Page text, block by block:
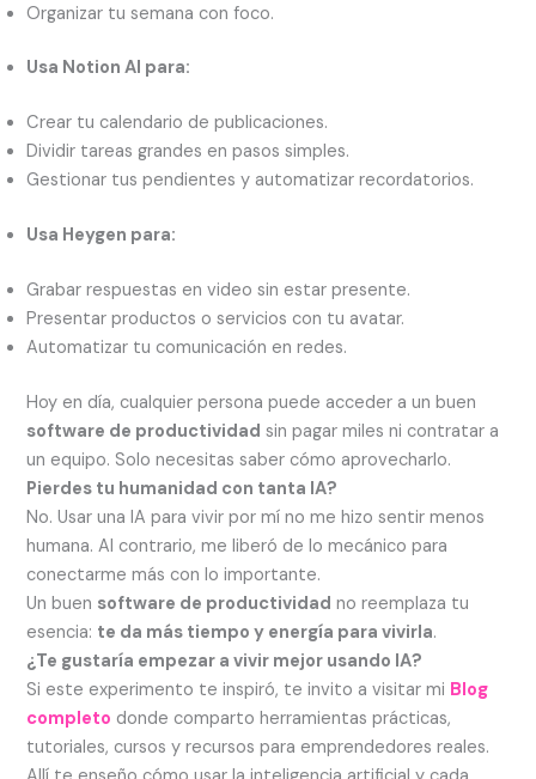
Organizar tu semana con foco.
Usa Notion AI para:
Crear tu calendario de publicaciones.
Dividir tareas grandes en pasos simples.
Gestionar tus pendientes y automatizar recordatorios.
Usa Heygen para:
Grabar respuestas en video sin estar presente.
Presentar productos o servicios con tu avatar.
Automatizar tu comunicación en redes.
Hoy en día, cualquier persona puede acceder a un buen
software de productividad sin pagar miles ni contratar a
un equipo. Solo necesitas saber cómo aprovecharlo.
Pierdes tu humanidad con tanta IA?
No. Usar una IA para vivir por mí no me hizo sentir menos
humana. Al contrario, me liberó de lo mecánico para
conectarme más con lo importante.
Un buen software de productividad no reemplaza tu
esencia: te da más tiempo y energía para vivirla.
¿Te gustaría empezar a vivir mejor usando IA?
Si este experimento te inspiró, te invito a visitar mi Blog
completo donde comparto herramientas prácticas,
tutoriales, cursos y recursos para emprendedores reales.